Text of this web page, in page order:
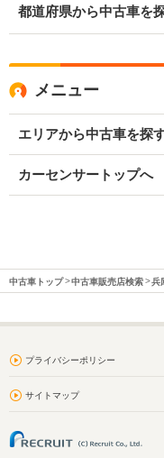
都道府県から中古車を
メニュー
エリアから中古車を探
カーセンサートップへ
中古車トップ 中古車販売店検索 兵
プライバシーポリシー
サイトマップ